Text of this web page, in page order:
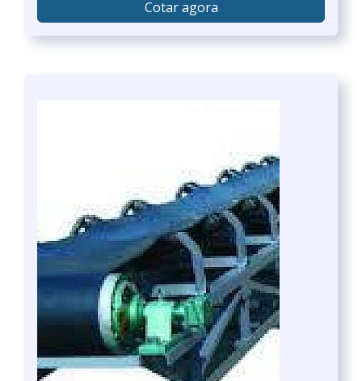
Cotar agora